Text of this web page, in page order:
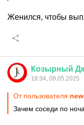
Женился, чтобы
Козырный
18:34, 09.05.2025
От пользователя
Зачем соседи по